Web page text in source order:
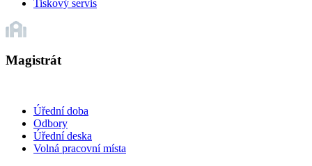
Tiskový servis
Magistrát
Úřední doba
Odbory
Úřední deska
Volná pracovní místa